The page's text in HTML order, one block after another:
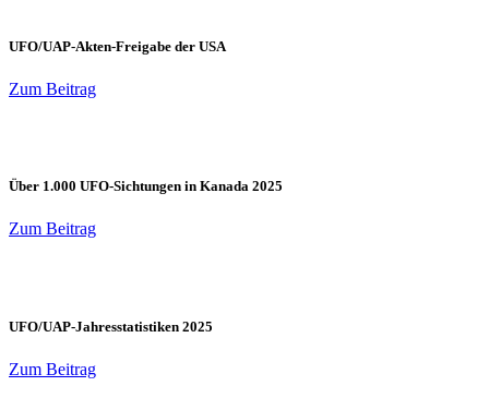
UFO/UAP-Akten-Freigabe der USA
Zum Beitrag
Über 1.000 UFO-Sichtungen in Kanada 2025
Zum Beitrag
UFO/UAP-Jahresstatistiken 2025
Zum Beitrag